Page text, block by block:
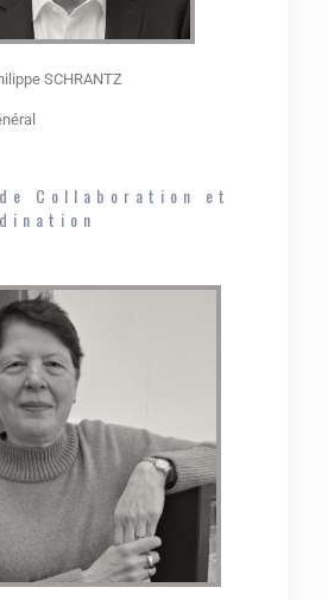
SCHRANTZ
Collaboration et